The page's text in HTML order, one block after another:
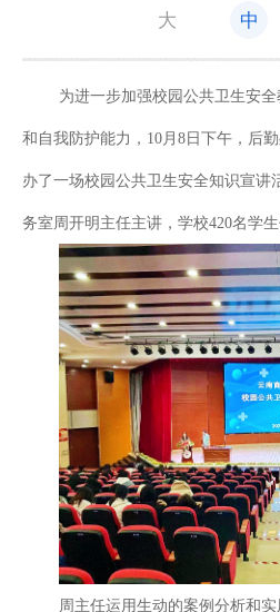
大 中
为进一步加强校园公共卫生安
和自我防护能力，10月8日下午，后
办了一场校园公共卫生安全知识宣讲
务室周开明主任主讲，学校420名学生
周主任运用生动的案例分析和